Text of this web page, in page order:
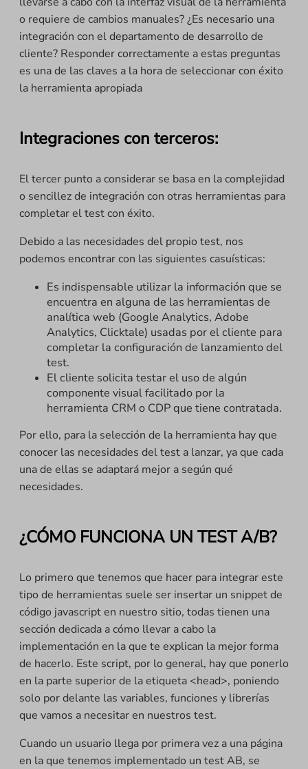
o requiere de cambios manuales? ¿Es necesario una
integración con el departamento de desarrollo de
cliente? Responder correctamente a estas preguntas
es una de las claves a la hora de seleccionar con éxito
la herramienta apropiada
Integraciones con terceros:
El tercer punto a considerar se basa en la complejidad
o sencillez de integración con otras herramientas para
completar el test con éxito.
Debido a las necesidades del propio test, nos
podemos encontrar con las siguientes casuísticas:
Es indispensable utilizar la información que se
encuentra en alguna de las herramientas de
analítica web (Google Analytics, Adobe
Analytics, Clicktale) usadas por el cliente para
completar la configuración de lanzamiento del
test.
El cliente solicita testar el uso de algún
componente visual facilitado por la
herramienta CRM o CDP que tiene contratada.
Por ello, para la selección de la herramienta hay que
conocer las necesidades del test a lanzar, ya que cada
una de ellas se adaptará mejor a según qué
necesidades.
¿CÓMO FUNCIONA UN TEST A/B?
Lo primero que tenemos que hacer para integrar este
tipo de herramientas suele ser insertar un snippet de
código javascript en nuestro sitio, todas tienen una
sección dedicada a cómo llevar a cabo la
implementación en la que te explican la mejor forma
de hacerlo. Este script, por lo general, hay que ponerlo
en la parte superior de la etiqueta <head>, poniendo
solo por delante las variables, funciones y librerías
que vamos a necesitar en nuestros test.
Cuando un usuario llega por primera vez a una página
en la que tenemos implementado un test AB, se